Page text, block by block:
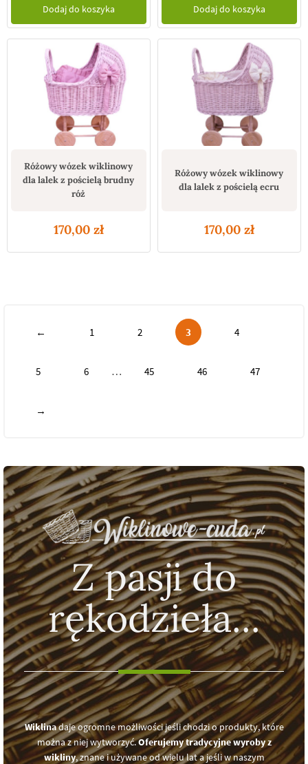
Dodaj do koszyka Dodaj do koszyka
Różowy wózek wiklinowy
dla lalek z pościelą brudny
róż
170,00 zł
Różowy wózek wiklinowy
dla lalek z pościelą ecru
170,00 zł
← 1 2 3 4
5 6 … 45 46 47
→
Z pasji do
rękodzieła...
Wiklinadaje ogromne możliwości jeśli chodzi o produkty, które
można z niej wytworzyć.Oferujemy tradycyjne wyroby z
wikliny, znane i używane od wielu lat a jeśli w naszym